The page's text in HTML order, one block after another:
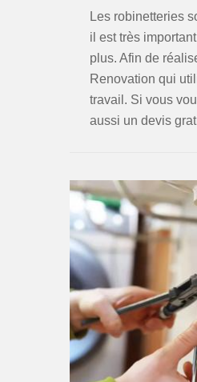
Les robinetteries
il est très
plus. Afin de
Renovation qui
travail. Si vous
aussi un devis